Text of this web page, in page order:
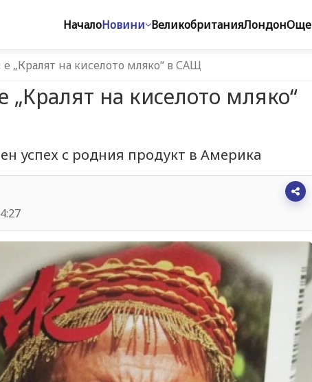
НачалоНовини ВеликобританияЛондонОще
„Кралят на киселото мляко“ в САЩ
„Кралят на киселото мляко“
успех с родния продукт в Америка